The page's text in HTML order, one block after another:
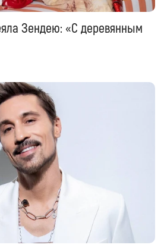
Зендею: «С деревянным